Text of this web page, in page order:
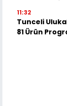
11:32
Tunceli
81 Ürün